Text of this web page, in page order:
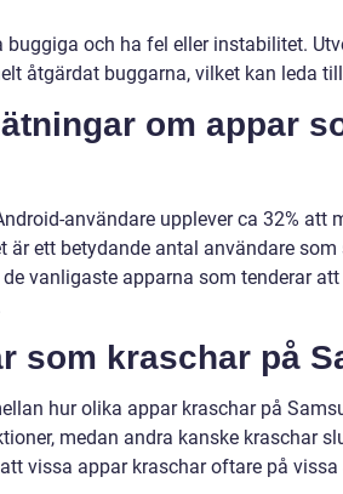
buggiga och ha fel eller instabilitet.
åtgärdat buggarna, vilket kan leda
om appar
användare upplever ca 32% att
är ett betydande antal användare
vanligaste apparna som tenderar
som kraschar på
hur olika appar kraschar på
medan andra kanske kraschar
vissa appar kraschar oftare på